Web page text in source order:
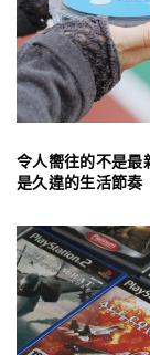
令人嚮往的不是最
是久違的生活節奏